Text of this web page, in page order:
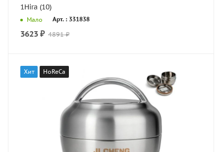
1Hira (10)
Мало Арт. : 331838
3623 ₽ 4891 ₽
Хит HoReCa